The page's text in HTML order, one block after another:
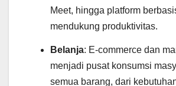
Meet, hingga platform
mendukung produktivitas.
Belanja: E-commerce dan
menjadi pusat konsumsi
semua barang, dari